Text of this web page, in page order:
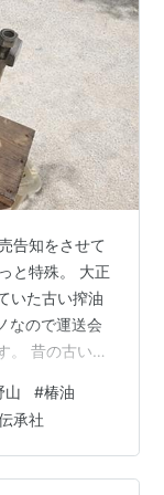
告知をさせて
と特殊。 大正
いた古い搾油
なので運送会
。 昔の古い道
れますが、
は本当にも
に寄贈されて
びない」、展
山 #椿油
承社